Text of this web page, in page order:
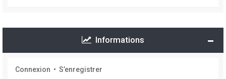
Informations
Connexion • S’enregistrer